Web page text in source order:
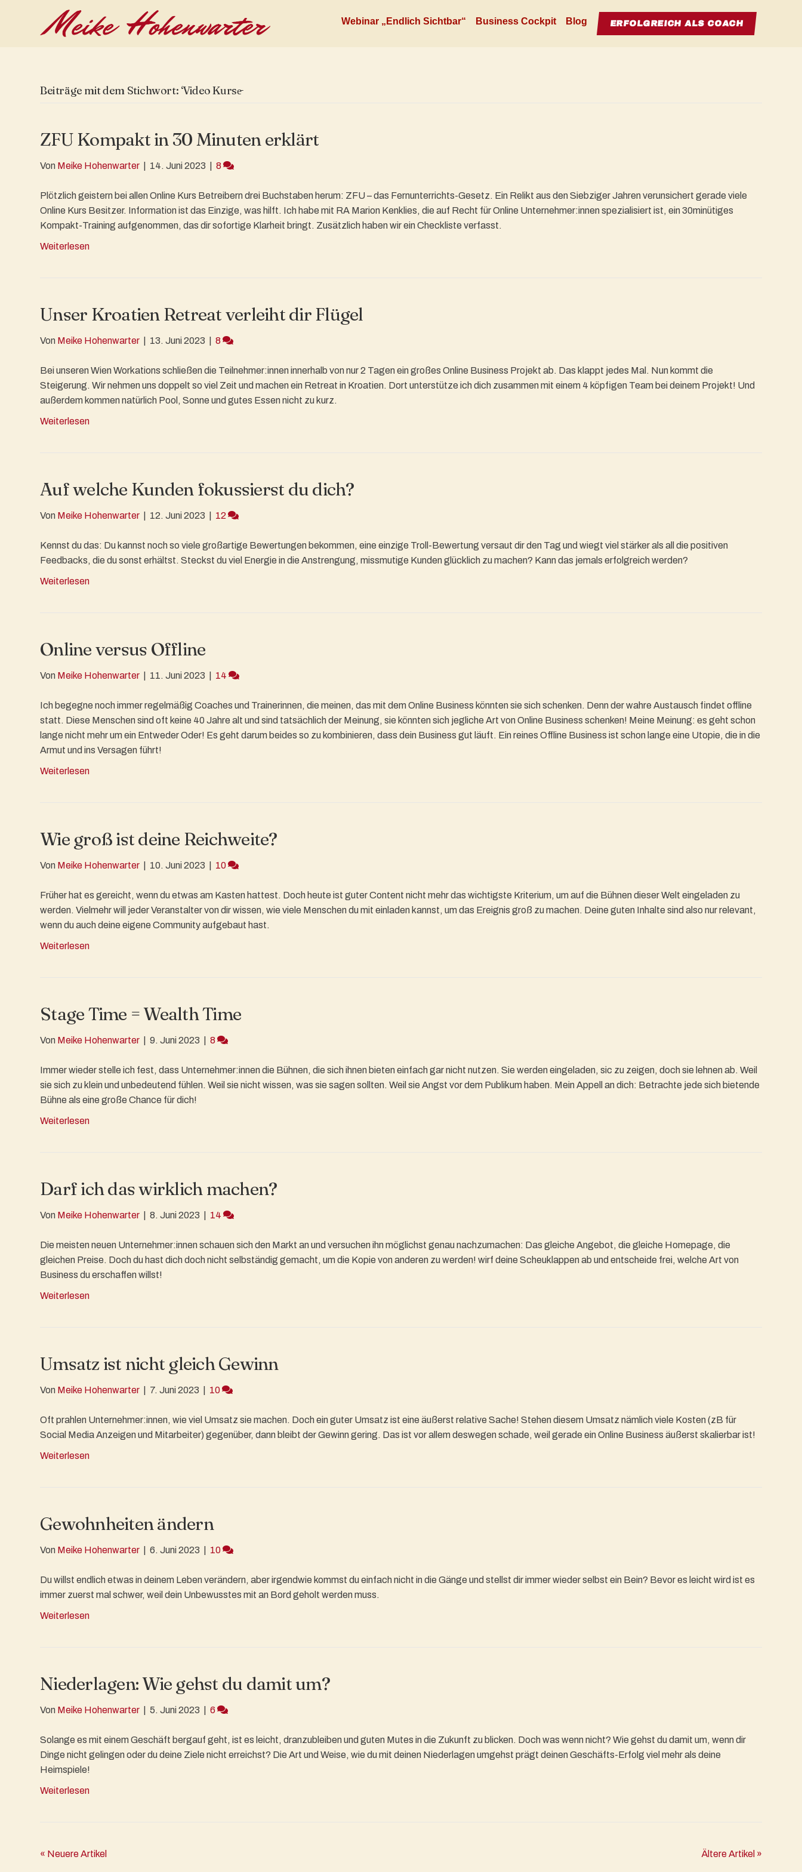
Webinar „Endlich Sichtbar“ Business Cockpit Blog ERFOLGREICH ALS COACH
Beiträge mit dem Stichwort: ‘Video Kurse̵
ZFU Kompakt in 30 Minuten erklärt
Von Meike Hohenwarter 14. Juni 2023 8
Plötzlich geistern bei allen Online Kurs Betreibern drei Buchstaben herum: ZFU – das Fernunterrichts-Gesetz. Ein Relikt aus den Siebziger Jahren verunsichert gerade viele
Online Kurs Besitzer. Information ist das Einzige, was hilft. Ich habe mit RA Marion Kenklies, die auf Recht für Online Unternehmer:innen spezialisiert ist, ein 30minütiges
Kompakt-Training aufgenommen, das dir sofortige Klarheit bringt. Zusätzlich haben wir ein Checkliste verfasst.
Weiterlesen
Unser Kroatien Retreat verleiht dir Flügel
Von Meike Hohenwarter 13. Juni 2023 8
Bei unseren Wien Workations schließen die Teilnehmer:innen innerhalb von nur 2 Tagen ein großes Online Business Projekt ab. Das klappt jedes Mal. Nun kommt die
Steigerung. Wir nehmen uns doppelt so viel Zeit und machen ein Retreat in Kroatien. Dort unterstütze ich dich zusammen mit einem 4 köpfigen Team bei deinem Projekt! Und
außerdem kommen natürlich Pool, Sonne und gutes Essen nicht zu kurz.
Weiterlesen
Auf welche Kunden fokussierst du dich?
Von Meike Hohenwarter 12. Juni 2023 12
Kennst du das: Du kannst noch so viele großartige Bewertungen bekommen, eine einzige Troll-Bewertung versaut dir den Tag und wiegt viel stärker als all die positiven
Feedbacks, die du sonst erhältst. Steckst du viel Energie in die Anstrengung, missmutige Kunden glücklich zu machen? Kann das jemals erfolgreich werden?
Weiterlesen
Online versus Offline
Von Meike Hohenwarter 11. Juni 2023 14
Ich begegne noch immer regelmäßig Coaches und Trainerinnen, die meinen, das mit dem Online Business könnten sie sich schenken. Denn der wahre Austausch findet offline
statt. Diese Menschen sind oft keine 40 Jahre alt und sind tatsächlich der Meinung, sie könnten sich jegliche Art von Online Business schenken! Meine Meinung: es geht schon
lange nicht mehr um ein Entweder Oder! Es geht darum beides so zu kombinieren, dass dein Business gut läuft. Ein reines Offline Business ist schon lange eine Utopie, die in die
Armut und ins Versagen führt!
Weiterlesen
Wie groß ist deine Reichweite?
Von Meike Hohenwarter 10. Juni 2023 10
Früher hat es gereicht, wenn du etwas am Kasten hattest. Doch heute ist guter Content nicht mehr das wichtigste Kriterium, um auf die Bühnen dieser Welt eingeladen zu
werden. Vielmehr will jeder Veranstalter von dir wissen, wie viele Menschen du mit einladen kannst, um das Ereignis groß zu machen. Deine guten Inhalte sind also nur relevant,
wenn du auch deine eigene Community aufgebaut hast.
Weiterlesen
Stage Time = Wealth Time
Von Meike Hohenwarter 9. Juni 2023 8
Immer wieder stelle ich fest, dass Unternehmer:innen die Bühnen, die sich ihnen bieten einfach gar nicht nutzen. Sie werden eingeladen, sic zu zeigen, doch sie lehnen ab. Weil
sie sich zu klein und unbedeutend fühlen. Weil sie nicht wissen, was sie sagen sollten. Weil sie Angst vor dem Publikum haben. Mein Appell an dich: Betrachte jede sich bietende
Bühne als eine große Chance für dich!
Weiterlesen
Darf ich das wirklich machen?
Von Meike Hohenwarter 8. Juni 2023 14
Die meisten neuen Unternehmer:innen schauen sich den Markt an und versuchen ihn möglichst genau nachzumachen: Das gleiche Angebot, die gleiche Homepage, die
gleichen Preise. Doch du hast dich doch nicht selbständig gemacht, um die Kopie von anderen zu werden! wirf deine Scheuklappen ab und entscheide frei, welche Art von
Business du erschaffen willst!
Weiterlesen
Umsatz ist nicht gleich Gewinn
Von Meike Hohenwarter 7. Juni 2023 10
Oft prahlen Unternehmer:innen, wie viel Umsatz sie machen. Doch ein guter Umsatz ist eine äußerst relative Sache! Stehen diesem Umsatz nämlich viele Kosten (zB für
Social Media Anzeigen und Mitarbeiter) gegenüber, dann bleibt der Gewinn gering. Das ist vor allem deswegen schade, weil gerade ein Online Business äußerst skalierbar ist!
Weiterlesen
Gewohnheiten ändern
Von Meike Hohenwarter 6. Juni 2023 10
Du willst endlich etwas in deinem Leben verändern, aber irgendwie kommst du einfach nicht in die Gänge und stellst dir immer wieder selbst ein Bein? Bevor es leicht wird ist es
immer zuerst mal schwer, weil dein Unbewusstes mit an Bord geholt werden muss.
Weiterlesen
Niederlagen: Wie gehst du damit um?
Von Meike Hohenwarter 5. Juni 2023 6
Solange es mit einem Geschäft bergauf geht, ist es leicht, dranzubleiben und guten Mutes in die Zukunft zu blicken. Doch was wenn nicht? Wie gehst du damit um, wenn dir
Dinge nicht gelingen oder du deine Ziele nicht erreichst? Die Art und Weise, wie du mit deinen Niederlagen umgehst prägt deinen Geschäfts-Erfolg viel mehr als deine
Heimspiele!
Weiterlesen
« Neuere Artikel Ältere Artikel »